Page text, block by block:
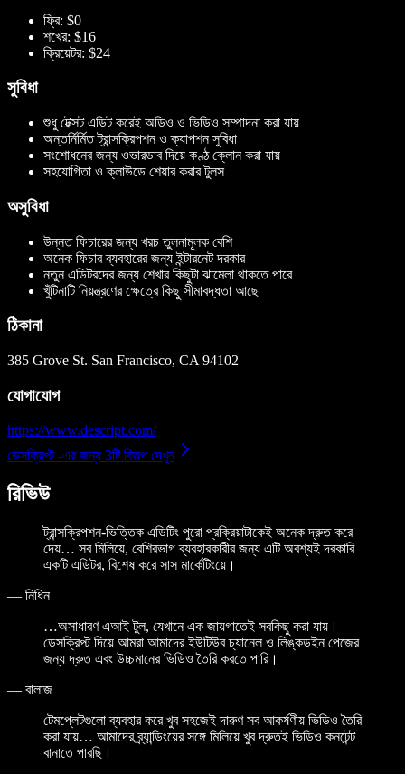
ফ্রি: $0
শখের: $16
ক্রিয়েটর: $24
সুবিধা
শুধু টেক্সট এডিট করেই অডিও ও ভিডিও সম্পাদনা করা যায়
অন্তর্নির্মিত ট্রান্সক্রিপশন ও ক্যাপশন সুবিধা
সংশোধনের জন্য ওভারডাব দিয়ে কণ্ঠ ক্লোন করা যায়
সহযোগিতা ও ক্লাউডে শেয়ার করার টুলস
অসুবিধা
উন্নত ফিচারের জন্য খরচ তুলনামূলক বেশি
অনেক ফিচার ব্যবহারের জন্য ইন্টারনেট দরকার
নতুন এডিটরদের জন্য শেখার কিছুটা ঝামেলা থাকতে পারে
খুঁটিনাটি নিয়ন্ত্রণের ক্ষেত্রে কিছু সীমাবদ্ধতা আছে
ঠিকানা
385 Grove St. San Francisco, CA 94102
যোগাযোগ
https://www.descript.com/
ডেসক্রিপ্ট -এর জন্য 3টি বিকল্প দেখুন
রিভিউ
ট্রান্সক্রিপশন-ভিত্তিক এডিটিং পুরো প্রক্রিয়াটাকেই অনেক দ্রুত করে
দেয়… সব মিলিয়ে, বেশিরভাগ ব্যবহারকারীর জন্য এটি অবশ্যই দরকারি
একটি এডিটর, বিশেষ করে সাস মার্কেটিংয়ে।
— নিধিন
…অসাধারণ এআই টুল, যেখানে এক জায়গাতেই সবকিছু করা যায়।
ডেসক্রিপ্ট দিয়ে আমরা আমাদের ইউটিউব চ্যানেল ও লিঙ্কডইন পেজের
জন্য দ্রুত এবং উচ্চমানের ভিডিও তৈরি করতে পারি।
— বালাজ
টেমপ্লেটগুলো ব্যবহার করে খুব সহজেই দারুণ সব আকর্ষণীয় ভিডিও তৈরি
করা যায়… আমাদের ব্র্যান্ডিংয়ের সঙ্গে মিলিয়ে খুব দ্রুতই ভিডিও কনটেন্ট
বানাতে পারছি।